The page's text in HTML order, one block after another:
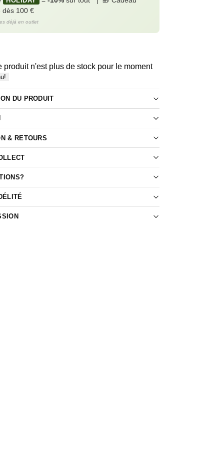
dès 100 €
déjà en outlet
produit n'est plus de stock pour le moment
DU PRODUIT
& RETOURS